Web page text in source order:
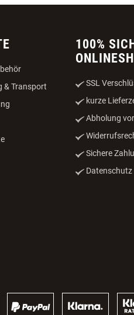
& Transport
100%
SSL
kurze
Abholung
Sichere
Datenschutz